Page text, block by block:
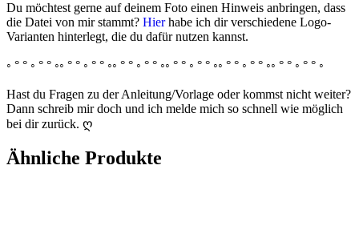
Du möchtest gerne auf deinem Foto einen Hinweis anbringen, dass
die Datei von mir stammt? Hierhabe ich dir verschiedene Logo-
Varianten hinterlegt, die du dafür nutzen kannst.
◦ ° ° ◦ ° ° ◦◦ ° ° ◦ ° ° ◦◦ ° ° ◦ ° ° ◦◦ ° ° ◦ ° ° ◦◦ ° ° ◦ ° ° ◦◦ ° ° ◦ ° ° ◦
Hast du Fragen zu der Anleitung/Vorlage oder kommst nicht weiter?
Dann schreib mir doch und ich melde mich so schnell wie möglich
bei dir zurück. ღ
Ähnliche Produkte